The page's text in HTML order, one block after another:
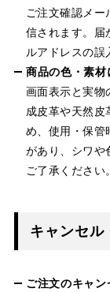
ご注文確認メ
信されます。届
ルアドレスの誤
商品の色・素材
画面表示と実物
成皮革や天然皮
め、使用・保管
があり、シワや
ご了承ください。
キャンセル
ご注文のキャ